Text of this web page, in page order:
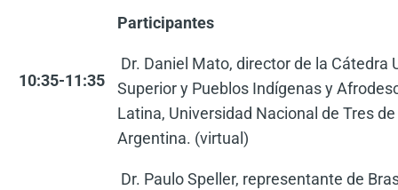
10:35-11:35
Participantes
Dr. Daniel Mato, director de la Cátedra
Superior y Pueblos Indígenas y
Latina, Universidad Nacional de Tres
Argentina. (virtual)
Dr. Paulo Speller, representante de